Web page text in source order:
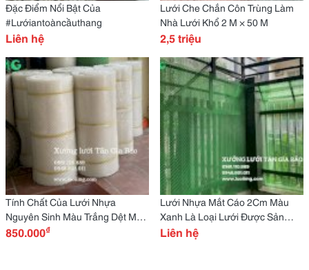
Đặc Điểm Nổi Bật Của
#Lướiantoàncầuthang
Liên hệ
Lưới Che Chắn Côn Trùng Làm
Nhà Lưới Khổ 2 M × 50 M
2,5 triệu
Tính Chất Của Lưới Nhựa
Nguyên Sinh Màu Trắng Dệt Mắt
Cáo 1 Cm, Khổ 1 M
850.000₫
Lưới Nhựa Mắt Cáo 2Cm Màu
Xanh Là Loại Lưới Được Sản
Xuất Từ Nhựa Pe Hoặc Hdpe
Liên hệ